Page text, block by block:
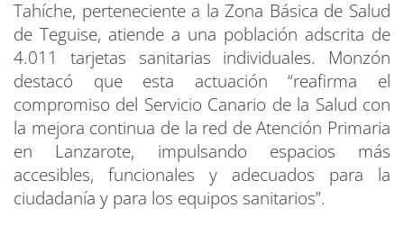
Tahíche, perteneciente a la Zona Básica de Salud
de Teguise, atiende a una población adscrita de
4.011 tarjetas sanitarias individuales. Monzón
destacó que esta actuación “reafirma el
compromiso del Servicio Canario de la Salud con
la mejora continua de la red de Atención Primaria
en Lanzarote, impulsando espacios más
accesibles, funcionales y adecuados para la
ciudadanía y para los equipos sanitarios”.